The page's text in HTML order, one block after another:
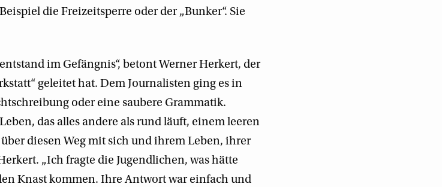
die Freizeitsperre oder der „Bunker“. Sie
im Gefängnis“, betont Werner Herkert, der
geleitet hat. Dem Journalisten ging es in
oder eine saubere Grammatik.
das alles andere als rund läuft, einem leeren
diesen Weg mit sich und ihrem Leben, ihrer
„Ich fragte die Jugendlichen, was hätte
Knast kommen. Ihre Antwort war einfach und